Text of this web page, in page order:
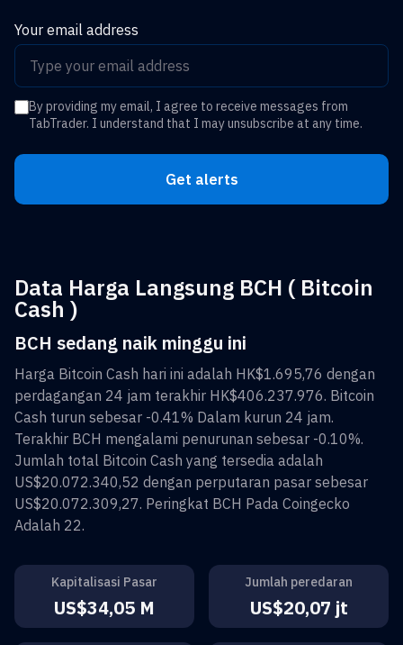
Your email address
By providing my email, I agree to receive messages from
TabTrader. I understand that I may unsubscribe at any time.
Get alerts
Data Harga Langsung BCH ( Bitcoin
Cash )
BCH sedang naik minggu ini
Harga Bitcoin Cash hari ini adalah HK$1.695,76 dengan
perdagangan 24 jam terakhir HK$406.237.976. Bitcoin
Cash turun sebesar -0.41% Dalam kurun 24 jam.
Terakhir BCH mengalami penurunan sebesar -0.10%.
Jumlah total Bitcoin Cash yang tersedia adalah
US$20.072.340,52 dengan perputaran pasar sebesar
US$20.072.309,27. Peringkat BCH Pada Coingecko
Adalah 22.
Kapitalisasi Pasar
US$34,05 M
Jumlah peredaran
US$20,07 jt